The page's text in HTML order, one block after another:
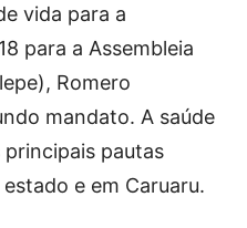
vida para a
para a Assembleia
Romero
mandato. A saúde
pautas
e em Caruaru.